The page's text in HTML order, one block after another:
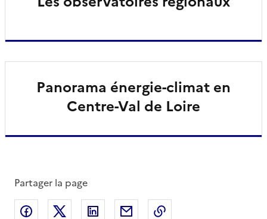
Panorama énergie-climat en
Centre-Val de Loire
Partager la page
Partager sur Facebook
Partager sur XPartager sur LinkedIn
Partager par email